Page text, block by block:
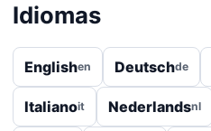
Idiomas
Englishen Deutschde
Italianoit Nederlandsnl